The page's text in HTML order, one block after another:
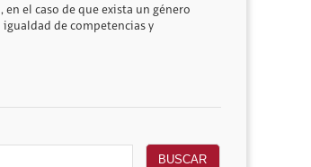
el caso de que exista un género
de competencias y
BUSCAR